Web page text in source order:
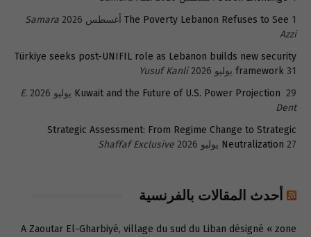
The Poverty Lebanon Refuses to See 1 أغسطس 2026
Samara
Azzi
Türkiye seeks post-UNIFIL role as Lebanon builds new security
framework 31 يوليو 2026
Yusuf Kanli
Kuwait and the Future of U.S. Power Projection 29 يوليو 2026
E.
Dent
Strategic Assessment: From Regime Change to Strategic
Neutralization 27 يوليو 2026 Shaffaf Exclusive
أحدث المقالات بالفرنسية
A Zaoutar El-Gharbiyé, village du sud du Liban désigné « zone